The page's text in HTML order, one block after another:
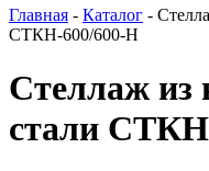
Главная - Каталог -
СТКН-600/600-Н
Стеллаж
стали